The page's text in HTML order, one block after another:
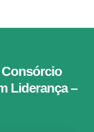
Liderança –